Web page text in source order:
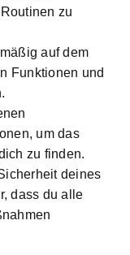
zu
auf dem
Funktionen und
um das
zu finden.
deines
dass du alle